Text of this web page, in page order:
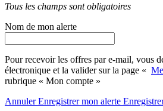
Tous les champs sont obligatoires
Nom de mon alerte
Pour recevoir les offres par e-mail, vous
électronique et la valider sur la page «
rubrique « Mon compte »
AnnulerEnregistrer mon alerte